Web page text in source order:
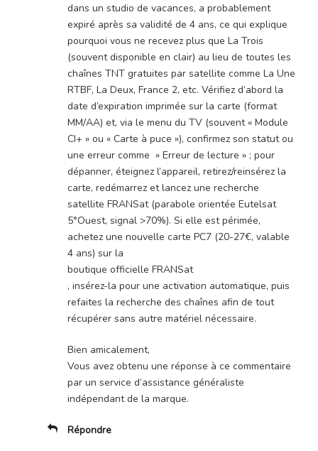
dans un studio de vacances, a probablement
expiré après sa validité de 4 ans, ce qui explique
pourquoi vous ne recevez plus que La Trois
(souvent disponible en clair) au lieu de toutes les
chaînes TNT gratuites par satellite comme La Une
RTBF, La Deux, France 2, etc. Vérifiez d’abord la
date d’expiration imprimée sur la carte (format
MM/AA) et, via le menu du TV (souvent « Module
CI+ » ou « Carte à puce »), confirmez son statut ou
une erreur comme » Erreur de lecture » ; pour
dépanner, éteignez l’appareil, retirez/reinsérez la
carte, redémarrez et lancez une recherche
satellite FRANSat (parabole orientée Eutelsat
5°Ouest, signal >70%). Si elle est périmée,
achetez une nouvelle carte PC7 (20-27€, valable
4 ans) sur la
boutique officielle FRANSat
, insérez-la pour une activation automatique, puis
refaites la recherche des chaînes afin de tout
récupérer sans autre matériel nécessaire.
Bien amicalement,
Vous avez obtenu une réponse à ce commentaire
par un service d’assistance généraliste
indépendant de la marque.
Répondre